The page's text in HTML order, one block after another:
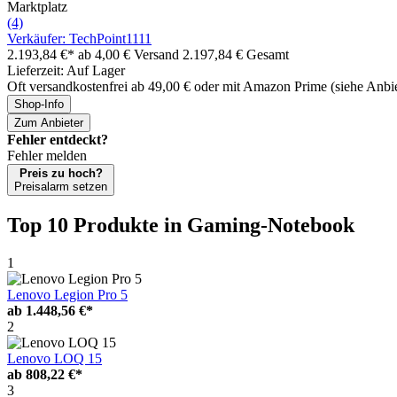
Marktplatz
(4)
Verkäufer: TechPoint1111
2.193,84 €* ab 4,00 € Versand 2.197,84 € Gesamt
Lieferzeit: Auf Lager
Oft versandkostenfrei ab 49,00 € oder mit Amazon Prime (siehe
Shop-Info
Zum Anbieter
Fehler entdeckt?
Fehler melden
Preis zu hoch?
Preisalarm setzen
Top 10 Produkte in Gaming-Notebook
1
Lenovo Legion Pro 5
ab 1.448,56 €*
2
Lenovo LOQ 15
ab 808,22 €*
3